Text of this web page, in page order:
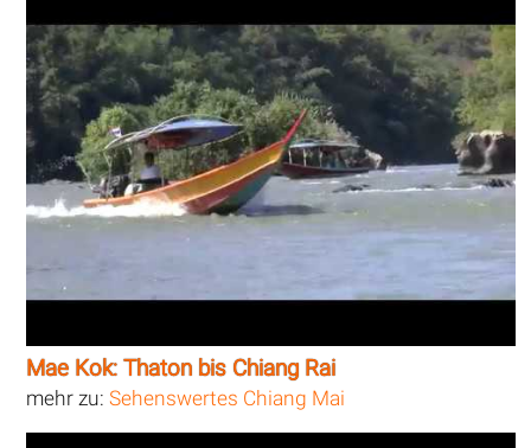
Mae Kok: Thaton bis Chiang Rai
mehr zu:Sehenswertes Chiang Mai